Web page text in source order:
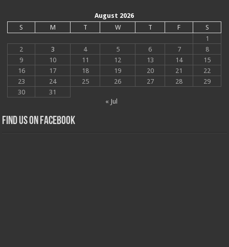
August 2026
S
M T W T F
S
1
2
3 4 5 6 7
8
9
10 11 12 13 14
15
16
17 18 19 20 21
22
23
24 25 26 27 28
29
30
31
« Jul
Find us on Facebook